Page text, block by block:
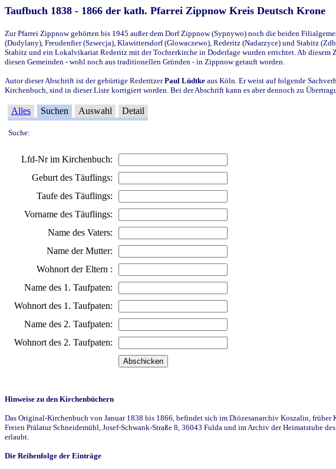
Taufbuch 1838 - 1866 der kath. Pfarrei Zippnow Kreis Deutsch Krone
Zur Pfarrei Zippnow gehörten bis 1945 außer dem Dorf Zippnow (Sypnywo) noch die beiden
(Dudylany), Freudenfier (Szwecja), Klawittersdorf (Glowaczewo), Rederitz (Nadarzyce) und Stabitz
Stabitz und ein Lokalvikariat Rederitz mit der Tochterkirche in Doderlage wurden errichtet. Ab diesem
diesen Gemeinden - wohl noch aus traditionellen Gründen - in Zippnow getauft worden.
Autor dieser Abschrift ist der gebürtige RederitzerPaul Lüdtke aus Köln. Er weist auf folgende
Kirchenbuch, sind in dieser Liste korrigiert worden. Bei der Abschrift kann es aber dennoch zu
Alles Suchen Auswahl Detail
Suche:
Lfd-Nr im Kirchenbuch:
Geburt des Täuflings:
Taufe des Täuflings:
Vorname des Täuflings:
Name des Vaters:
Name der Mutter:
Wohnort der Eltern :
Name des 1. Taufpaten:
Wohnort des 1. Taufpaten:
Name des 2. Taufpaten:
Wohnort des 2. Taufpaten:
Hinweise zu den Kirchenbüchern
Das Original-Kirchenbuch von Januar 1838 bis 1866, befindet sich im Diözesanarchiv Koszalin,
Freien Prälatur Schneidemühl, Josef-Schwank-Straße 8, 36043 Fulda und im Archiv der Heimatstube
erlaubt.
Die Reihenfolge der Einträge